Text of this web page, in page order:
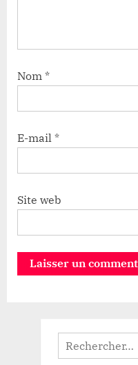
Nom *
E-mail *
Site web
Rechercher :